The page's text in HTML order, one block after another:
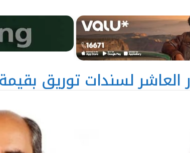
لسندات توريق بقيمة 1.2 مليار